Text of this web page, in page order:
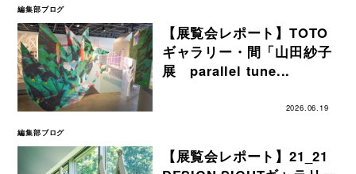
編集部ブログ
【展覧会レポート】TOTO
ギャラリー・間「山田紗子
展 parallel tune...
2026.06.19
編集部ブログ
【展覧会レポート】21_21